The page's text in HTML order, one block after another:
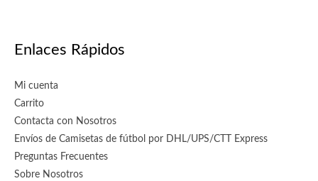
Enlaces Rápidos
Mi cuenta
Carrito
Contacta con Nosotros
Envíos de Camisetas de fútbol por DHL/UPS/CTT Express
Preguntas Frecuentes
Sobre Nosotros